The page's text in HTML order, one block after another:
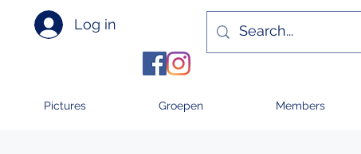
Log in
Pictures Groepen Members